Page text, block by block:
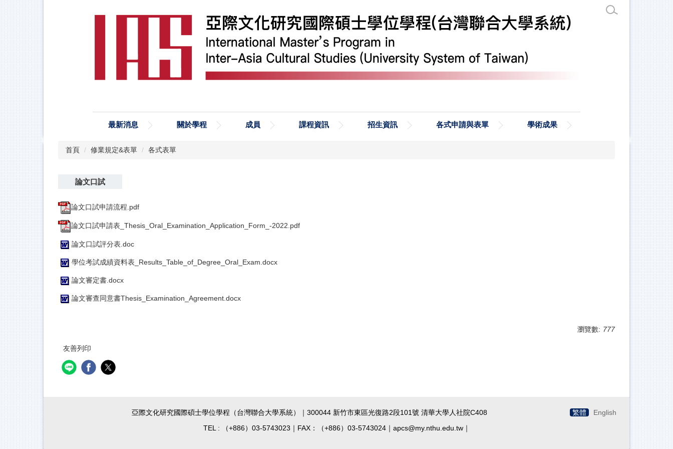
最新消息 關於學程 成員 課程資訊 招生資訊 各式申請與表單 學術成果
首頁 修業規定&表單 各式表單
論文口試
論文口試申請流程.pdf
論文口試申請表_Thesis_Oral_Examination_Application_Form_-2022.pdf
論文口試評分表.doc
學位考試成績資料表_Results_Table_of_Degree_Oral_Exam.docx
論文審定書.docx
論文審查同意書Thesis_Examination_Agreement.docx
瀏覽數: 777
友善列印
繁體 English
亞際文化研究國際碩士學位學程（台灣聯合大學系統）｜300044 新竹市東區光復路2段101號 清華大學人社院C408
TEL : （+886）03-5743023｜FAX：（+886）03-5743024｜apcs@my.nthu.edu.tw｜